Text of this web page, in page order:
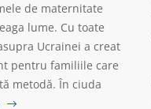
de maternitate
lume. Cu toate
Ucrainei a creat
pentru familiile care
metodă. În ciuda